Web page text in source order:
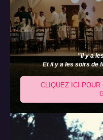
"Il y a
Et il y a les soirs de
CLIQUEZ ICI